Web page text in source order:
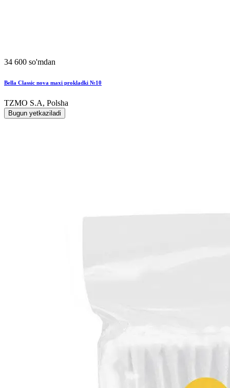
34 600 so'mdan
Bella Classic nova maxi prokladki №10
TZMO S.A, Polsha
Bugun yetkaziladi